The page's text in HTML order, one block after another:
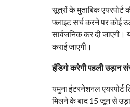
सूत्रों के मुताबिक एयरपोर्ट
फ्लाइट सर्च करने पर कोई
सार्वजनिक कर दी
कराई जाएगी।
इंडिगो करेगी पहली
यमुना इंटरनेशनल एयरपोर्ट
मिलने के बाद 15 जून से